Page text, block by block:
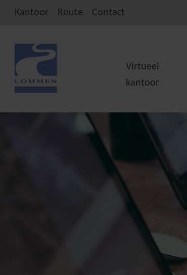
Kantoor Route Contact
Virtueel
kantoor
Virtueel kantoor